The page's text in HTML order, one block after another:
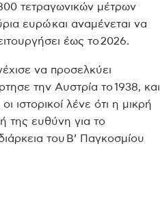
τετραγωνικών μέτρων
ευρώ και αναμένεται να
έως το 2026.
να προσελκύει
την Αυστρία το 1938, και
ιστορικοί λένε ότι η μικρή
της ευθύνη για το
του Β’ Παγκοσμίου